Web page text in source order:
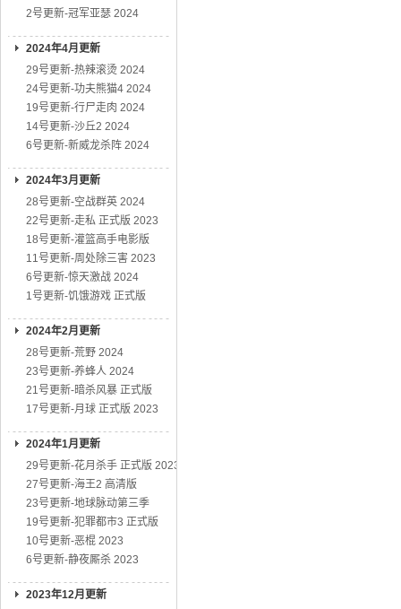
2号更新-冠军亚瑟 2024
2024年4月更新
29号更新-热辣滚烫 2024
24号更新-功夫熊猫4 2024
19号更新-行尸走肉 2024
14号更新-沙丘2 2024
6号更新-新威龙杀阵 2024
2024年3月更新
28号更新-空战群英 2024
22号更新-走私 正式版 2023
18号更新-灌篮高手电影版
11号更新-周处除三害 2023
6号更新-惊天激战 2024
1号更新-饥饿游戏 正式版
2024年2月更新
28号更新-荒野 2024
23号更新-养蜂人 2024
21号更新-暗杀风暴 正式版
17号更新-月球 正式版 2023
2024年1月更新
29号更新-花月杀手 正式版 2023
27号更新-海王2 高清版
23号更新-地球脉动第三季
19号更新-犯罪都市3 正式版
10号更新-恶棍 2023
6号更新-静夜厮杀 2023
2023年12月更新